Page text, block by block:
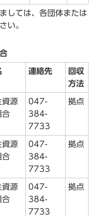
しては、各団体または
い。
連絡先
回収
方法
資源
合
047-
384-
7733
拠点
資源
合
047-
384-
7733
拠点
資源
合
047-
384-
7733
拠点